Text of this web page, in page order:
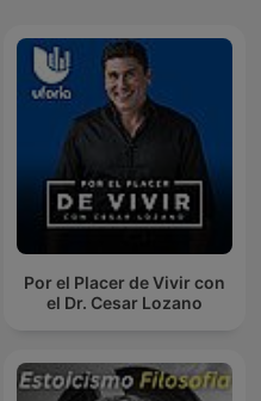
Por el Placer de Vivir con
el Dr. Cesar Lozano